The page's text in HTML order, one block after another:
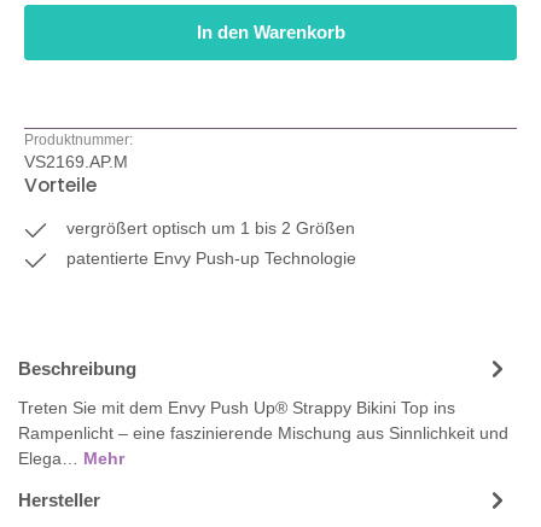
In den Warenkorb
Produktnummer:
VS2169.AP.M
Vorteile
vergrößert optisch um 1 bis 2 Größen
patentierte Envy Push-up Technologie
Beschreibung
Treten Sie mit dem Envy Push Up® Strappy Bikini Top ins
Rampenlicht – eine faszinierende Mischung aus Sinnlichkeit und
Elega… Mehr
Hersteller